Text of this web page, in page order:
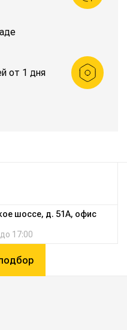
от 1 дня
шоссе, д. 51А, офис
17:00